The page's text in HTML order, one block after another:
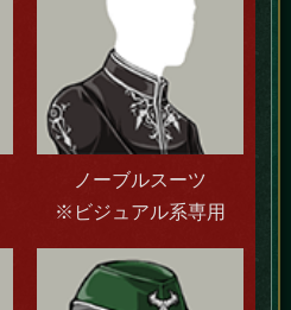
ノーブルスーツ
※ビジュアル系専用